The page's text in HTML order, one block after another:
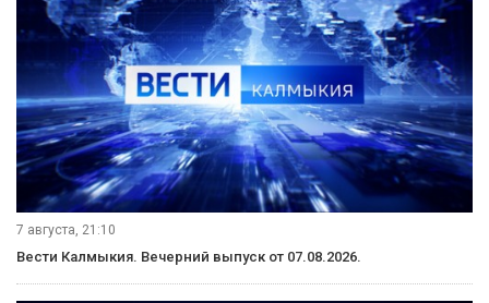
7 августа, 21:10
Вести Калмыкия. Вечерний выпуск от 07.08.2026.